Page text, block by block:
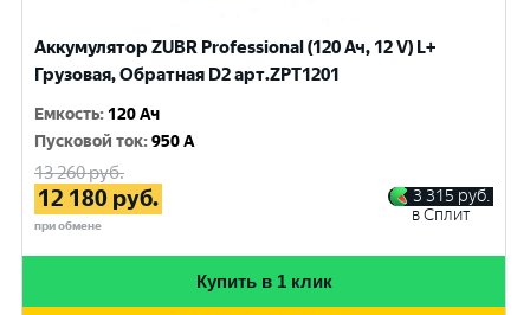
Аккумулятор ZUBR Professional (120 Ач, 12 V) L+
Грузовая, Обратная D2 арт.ZPT1201
Емкость: 120 Ач
Пусковой ток:950 A
13 260руб.
12 180 руб.
при обмене
3 315 руб.
в Сплит
Купить в 1 клик